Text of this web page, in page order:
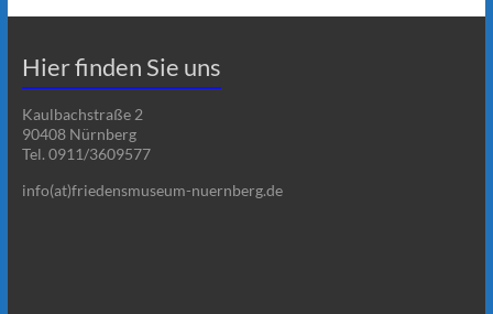
Hier finden Sie uns
Kaulbachstraße 2
90408 Nürnberg
Tel. 0911/3609577
info(at)friedensmuseum-nuernberg.de